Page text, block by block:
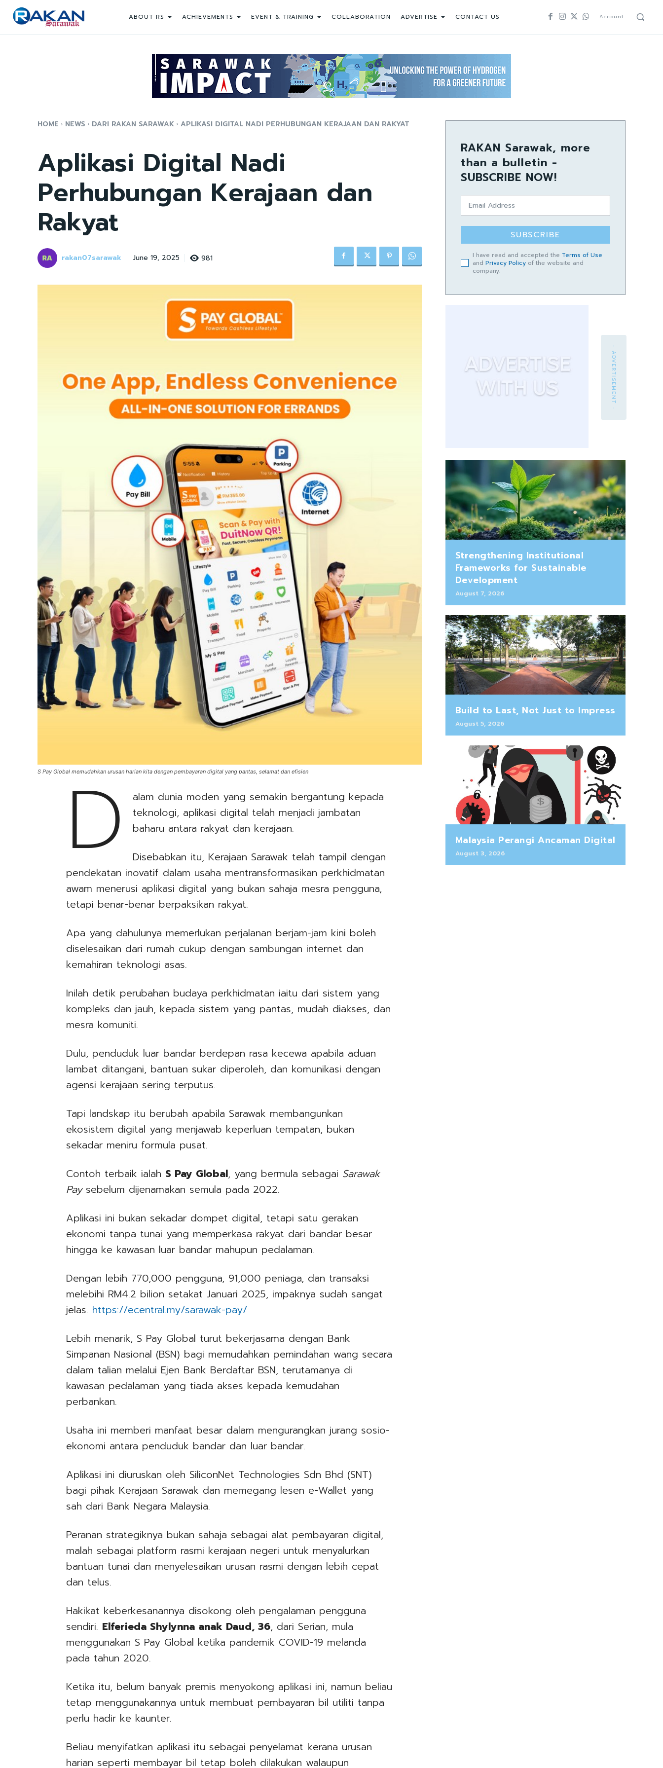
ABOUT RS ACHIEVEMENTS EVENT & TRAINING COLLABORATION ADVERTISE CONTACT US Account
HOME NEWS DARI RAKAN SARAWAK APLIKASI DIGITAL NADI PERHUBUNGAN KERAJAAN DAN RAKYAT
Aplikasi Digital Nadi
Perhubungan Kerajaan dan
Rakyat
rakan07sarawak June 19, 2025 981
S Pay Global memudahkan urusan harian kita dengan pembayaran digital yang pantas, selamat dan efisien
D
alam dunia moden yang semakin bergantung kepada
teknologi, aplikasi digital telah menjadi jambatan
baharu antara rakyat dan kerajaan.
Disebabkan itu, Kerajaan Sarawak telah tampil dengan
pendekatan inovatif dalam usaha mentransformasikan perkhidmatan
awam menerusi aplikasi digital yang bukan sahaja mesra pengguna,
tetapi benar-benar berpaksikan rakyat.
Apa yang dahulunya memerlukan perjalanan berjam-jam kini boleh
diselesaikan dari rumah cukup dengan sambungan internet dan
kemahiran teknologi asas.
Inilah detik perubahan budaya perkhidmatan iaitu dari sistem yang
kompleks dan jauh, kepada sistem yang pantas, mudah diakses, dan
mesra komuniti.
Dulu, penduduk luar bandar berdepan rasa kecewa apabila aduan
lambat ditangani, bantuan sukar diperoleh, dan komunikasi dengan
agensi kerajaan sering terputus.
Tapi landskap itu berubah apabila Sarawak membangunkan
ekosistem digital yang menjawab keperluan tempatan, bukan
sekadar meniru formula pusat.
Contoh terbaik ialah S Pay Global, yang bermula sebagai Sarawak
Paysebelum dijenamakan semula pada 2022.
Aplikasi ini bukan sekadar dompet digital, tetapi satu gerakan
ekonomi tanpa tunai yang memperkasa rakyat dari bandar besar
hingga ke kawasan luar bandar mahupun pedalaman.
Dengan lebih 770,000 pengguna, 91,000 peniaga, dan transaksi
melebihi RM4.2 bilion setakat Januari 2025, impaknya sudah sangat
jelas. https://ecentral.my/sarawak-pay/
Lebih menarik, S Pay Global turut bekerjasama dengan Bank
Simpanan Nasional (BSN) bagi memudahkan pemindahan wang secara
dalam talian melalui Ejen Bank Berdaftar BSN, terutamanya di
kawasan pedalaman yang tiada akses kepada kemudahan
perbankan.
Usaha ini memberi manfaat besar dalam mengurangkan jurang sosio-
ekonomi antara penduduk bandar dan luar bandar.
Aplikasi ini diuruskan oleh SiliconNet Technologies Sdn Bhd (SNT)
bagi pihak Kerajaan Sarawak dan memegang lesen e-Wallet yang
sah dari Bank Negara Malaysia.
Peranan strategiknya bukan sahaja sebagai alat pembayaran digital,
malah sebagai platform rasmi kerajaan negeri untuk menyalurkan
bantuan tunai dan menyelesaikan urusan rasmi dengan lebih cepat
dan telus.
Hakikat keberkesanannya disokong oleh pengalaman pengguna
sendiri. Elferieda Shylynna anak Daud, 36, dari Serian, mula
menggunakan S Pay Global ketika pandemik COVID-19 melanda
pada tahun 2020.
Ketika itu, belum banyak premis menyokong aplikasi ini, namun beliau
tetap menggunakannya untuk membuat pembayaran bil utiliti tanpa
perlu hadir ke kaunter.
Beliau menyifatkan aplikasi itu sebagai penyelamat kerana urusan
harian seperti membayar bil tetap boleh dilakukan walaupun
RAKAN Sarawak, more
than a bulletin -
SUBSCRIBE NOW!
SUBSCRIBE
I have read and accepted the Terms of Use
and Privacy Policyof the website and
company.
- ADVERTISEMENT -
Strengthening Institutional
Frameworks for Sustainable
Development
August 7, 2026
Build to Last, Not Just to Impress
August 5, 2026
Malaysia Perangi Ancaman Digital
August 3, 2026